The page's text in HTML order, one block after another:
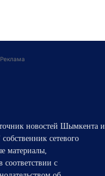
Реклама
новостей Шымкента и
сетевого
материалы,
с